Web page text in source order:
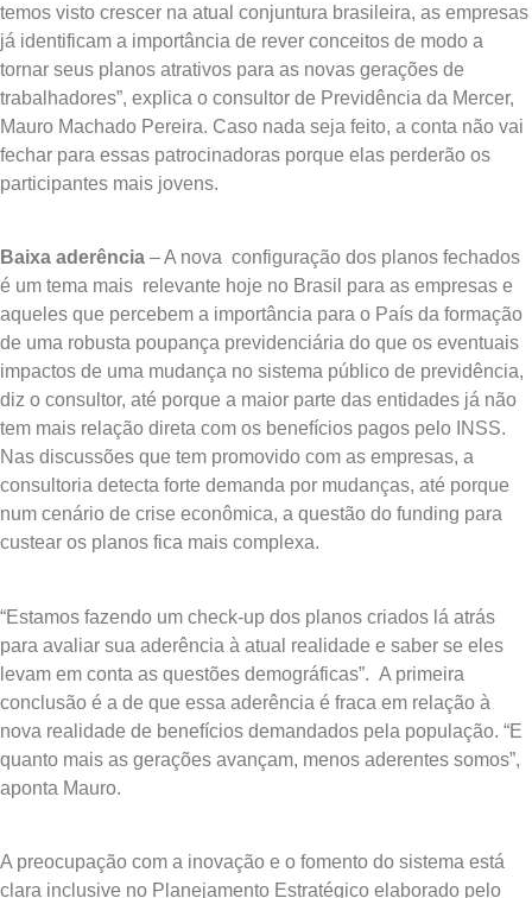
temos visto crescer na atual conjuntura brasileira, as empresas
já identificam a importância de rever conceitos de modo a
tornar seus planos atrativos para as novas gerações de
trabalhadores”, explica o consultor de Previdência da Mercer,
Mauro Machado Pereira. Caso nada seja feito, a conta não vai
fechar para essas patrocinadoras porque elas perderão os
participantes mais jovens.
Baixa aderência – A nova configuração dos planos fechados
é um tema mais relevante hoje no Brasil para as empresas e
aqueles que percebem a importância para o País da formação
de uma robusta poupança previdenciária do que os eventuais
impactos de uma mudança no sistema público de previdência,
diz o consultor, até porque a maior parte das entidades já não
tem mais relação direta com os benefícios pagos pelo INSS.
Nas discussões que tem promovido com as empresas, a
consultoria detecta forte demanda por mudanças, até porque
num cenário de crise econômica, a questão do funding para
custear os planos fica mais complexa.
“Estamos fazendo um check-up dos planos criados lá atrás
para avaliar sua aderência à atual realidade e saber se eles
levam em conta as questões demográficas”. A primeira
conclusão é a de que essa aderência é fraca em relação à
nova realidade de benefícios demandados pela população. “E
quanto mais as gerações avançam, menos aderentes somos”,
aponta Mauro.
A preocupação com a inovação e o fomento do sistema está
clara inclusive no Planejamento Estratégico elaborado pelo